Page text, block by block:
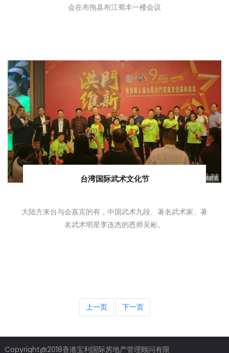
会在布拖县布江蜀丰一楼会议
台湾国际武术文化节
大陆方来台与会嘉宾的有，中国武术九段、著名武术家、著
名武术明星李连杰的恩师吴彬。
上一页 下一页
Copyright@2018香港宝利国际房地产管理顾问有限